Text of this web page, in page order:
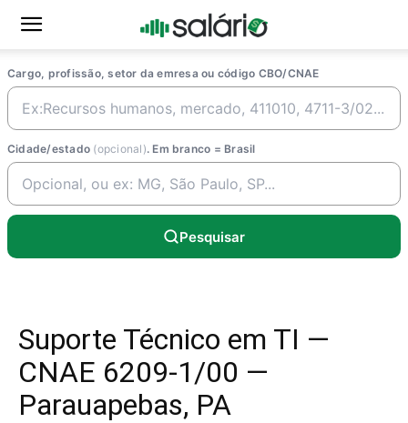
Cargo, profissão, setor da emresa ou código CBO/CNAE
Cidade/estado (opcional). Em branco = Brasil
Pesquisar
Suporte Técnico em TI —
CNAE 6209-1/00 —
Parauapebas, PA